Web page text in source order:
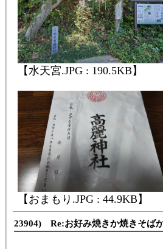
【水天宮.JPG : 190.5KB】
【おまもり.JPG : 44.9KB】
23904) Re:お好み焼きか焼きそば